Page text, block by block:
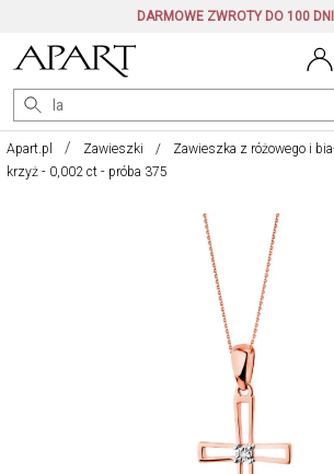
DARMOWE ZWROTY DO 100 DNI
Apart.pl Zawieszki
Zawieszka z różowego i
krzyż - 0,002 ct - próba 375